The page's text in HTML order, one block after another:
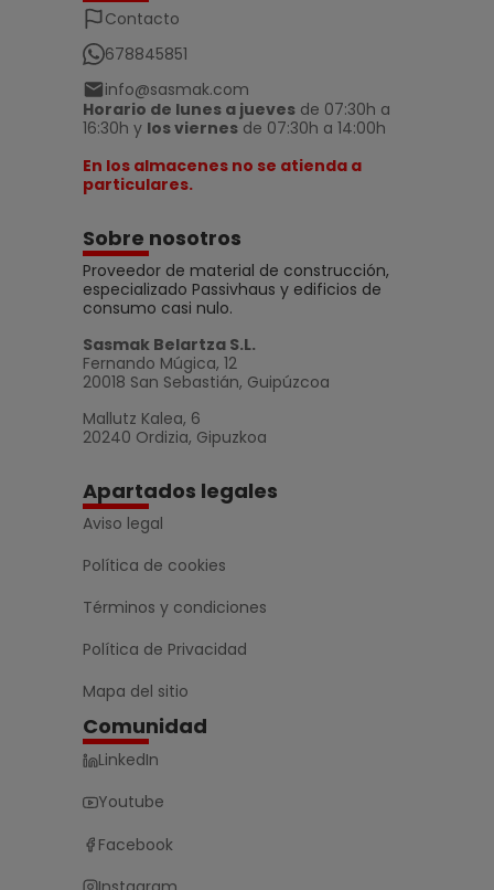
Contacto
678845851
info@sasmak.com
Horario de lunes a jueves de 07:30h a
16:30h y los viernes de 07:30h a 14:00h
En los almacenes no se atienda a
particulares.
Sobre nosotros
Proveedor de material de construcción,
especializado Passivhaus y edificios de
consumo casi nulo.
Sasmak Belartza S.L.
Fernando Múgica, 12
20018 San Sebastián, Guipúzcoa
Mallutz Kalea, 6
20240 Ordizia, Gipuzkoa
Apartados legales
Aviso legal
Política de cookies
Términos y condiciones
Política de Privacidad
Mapa del sitio
Comunidad
LinkedIn
Youtube
Facebook